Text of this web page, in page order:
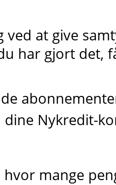
ved at give
har gjort det,
Nykredit-
mange